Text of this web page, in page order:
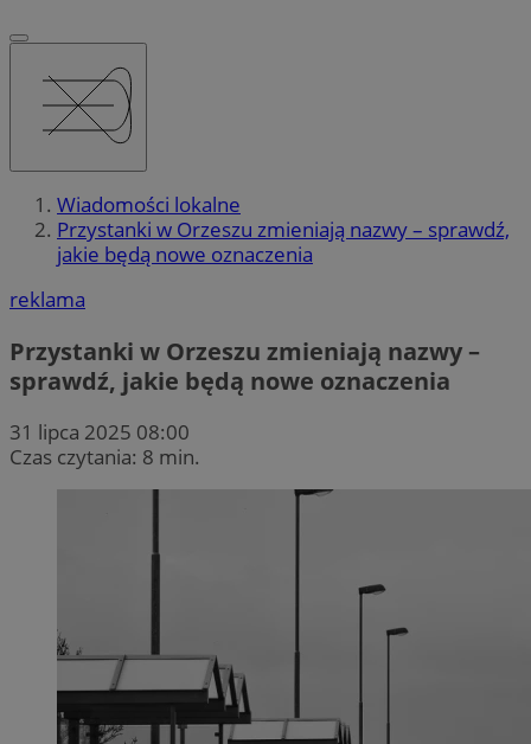
Wiadomości lokalne
Przystanki w Orzeszu zmieniają nazwy – sprawdź,
jakie będą nowe oznaczenia
reklama
Przystanki w Orzeszu zmieniają nazwy –
sprawdź, jakie będą nowe oznaczenia
31 lipca 2025 08:00
Czas czytania: 8 min.